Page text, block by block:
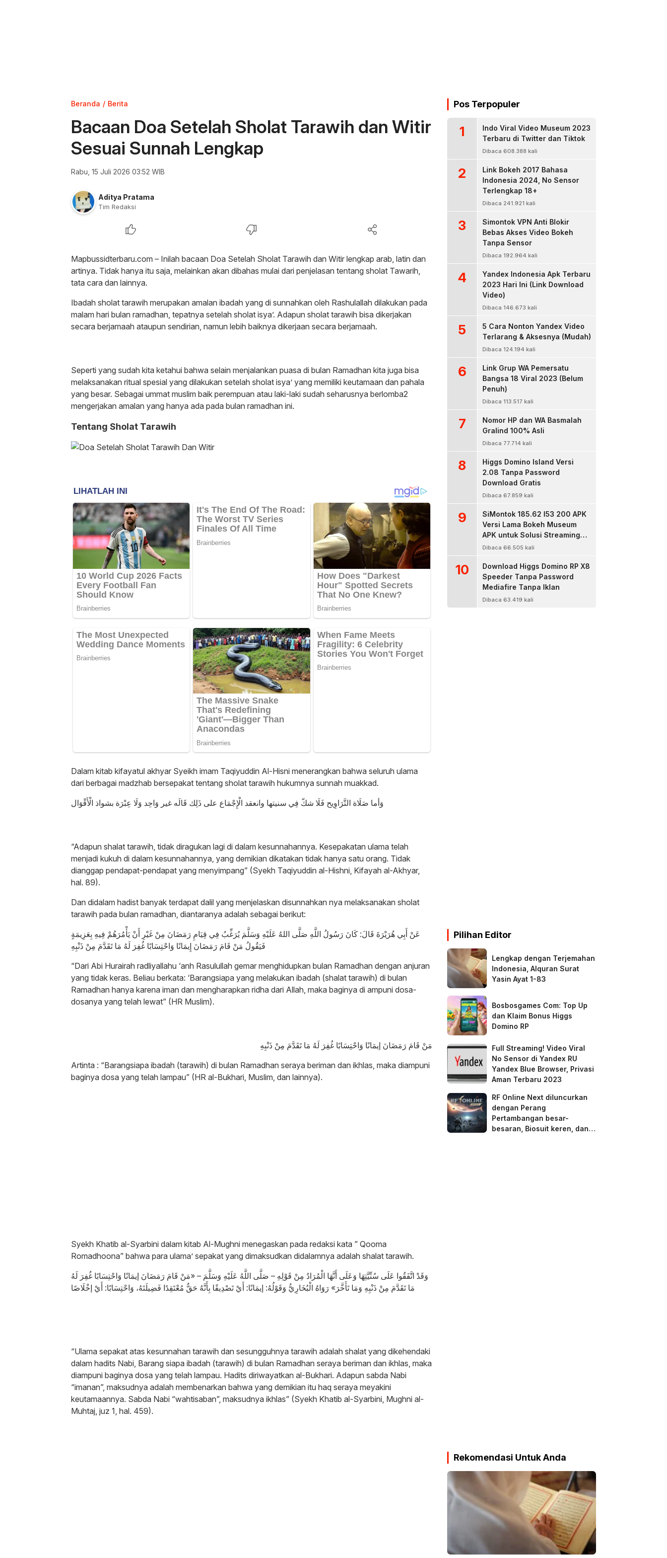
Beranda Berita
Bacaan Doa Setelah Sholat Tarawih dan Witir
Sesuai Sunnah Lengkap
Rabu, 15 Juli 2026 03:52 WIB
Aditya Pratama
Tim Redaksi
Mapbussidterbaru.com – Inilah bacaan Doa Setelah Sholat Tarawih dan Witir lengkap arab, latin dan
artinya. Tidak hanya itu saja, melainkan akan dibahas mulai dari penjelasan tentang sholat Tawarih,
tata cara dan lainnya.
Ibadah sholat tarawih merupakan amalan ibadah yang di sunnahkan oleh Rashulallah dilakukan pada
malam hari bulan ramadhan, tepatnya setelah sholat isya’. Adapun sholat tarawih bisa dikerjakan
secara berjamaah ataupun sendirian, namun lebih baiknya dikerjaan secara berjamaah.
Seperti yang sudah kita ketahui bahwa selain menjalankan puasa di bulan Ramadhan kita juga bisa
melaksanakan ritual spesial yang dilakukan setelah sholat isya’ yang memiliki keutamaan dan pahala
yang besar. Sebagai ummat muslim baik perempuan atau laki-laki sudah seharusnya berlomba2
mengerjakan amalan yang hanya ada pada bulan ramadhan ini.
Tentang Sholat Tarawih
Dalam kitab kifayatul akhyar Syeikh imam Taqiyuddin Al-Hisni menerangkan bahwa seluruh ulama
dari berbagai madzhab bersepakat tentang sholat tarawih hukumnya sunnah muakkad.
وَأما صَلَاة التَّرَاوِيح فَلَا شكّ فِي سنيتها وانعقد الْإِجْمَاع على ذَلِك قَالَه غير وَاحِد وَلَا عِبْرَة بشواذ الْأَقْوَال
“Adapun shalat tarawih, tidak diragukan lagi di dalam kesunnahannya. Kesepakatan ulama telah
menjadi kukuh di dalam kesunnahannya, yang demikian dikatakan tidak hanya satu orang. Tidak
dianggap pendapat-pendapat yang menyimpang” (Syekh Taqiyuddin al-Hishni, Kifayah al-Akhyar,
hal. 89).
Dan didalam hadist banyak terdapat dalil yang menjelaskan disunnahkan nya melaksanakan sholat
tarawih pada bulan ramadhan, diantaranya adalah sebagai berikut:
عَنْ أَبِي هُرَيْرَةَ قَالَ: كَانَ رَسُولُ اللَّهِ صَلَّى اللهُ عَلَيْهِ وَسَلَّمَ يُرَغِّبُ فِي قِيَامِ رَمَضَانَ مِنْ غَيْرِ أَنْ يَأْمُرَهُمْ فِيهِ بِعَزِيمَةٍ
فَيَقُولُ مَنْ قَامَ رَمَضَانَ إِيمَانًا وَاحْتِسَابًا غُفِرَ لَهُ مَا تَقَدَّمَ مِنْ ذَنْبِهِ
“Dari Abi Hurairah radliyallahu ‘anh Rasulullah gemar menghidupkan bulan Ramadhan dengan anjuran
yang tidak keras. Beliau berkata: ‘Barangsiapa yang melakukan ibadah (shalat tarawih) di bulan
Ramadhan hanya karena iman dan mengharapkan ridha dari Allah, maka baginya di ampuni dosa-
dosanya yang telah lewat” (HR Muslim).
مَنْ قَامَ رَمَضَانَ إيمَانًا وَاحْتِسَابًا غُفِرَ لَهُ مَا تَقَدَّمَ مِنْ ذَنْبِهِ
Artinta : “Barangsiapa ibadah (tarawih) di bulan Ramadhan seraya beriman dan ikhlas, maka diampuni
baginya dosa yang telah lampau” (HR al-Bukhari, Muslim, dan lainnya).
Syekh Khatib al-Syarbini dalam kitab Al-Mughni menegaskan pada redaksi kata ” Qooma
Romadhoona” bahwa para ulama’ sepakat yang dimaksudkan didalamnya adalah shalat tarawih.
وَقَدْ اتَّفَقُوا عَلَى سُنِّيَّتِهَا وَعَلَى أَنَّهَا الْمُرَادُ مِنْ قَوْلِهِ – صَلَّى اللَّهُ عَلَيْهِ وَسَلَّمَ – «مَنْ قَامَ رَمَضَانَ إيمَانًا وَاحْتِسَابًا غُفِرَ لَهُ
مَا تَقَدَّمَ مِنْ ذَنْبِهِ وَمَا تَأَخَّرَ» رَوَاهُ الْبُخَارِيُّ وَقَوْلُهُ: إيمَانًا: أَيْ تَصْدِيقًا بِأَنَّهُ حَقٌّ مُعْتَقِدًا فَضِيلَتَهُ، وَاحْتِسَابًا: أَيْ إخْلَاصًا
“Ulama sepakat atas kesunnahan tarawih dan sesungguhnya tarawih adalah shalat yang dikehendaki
dalam hadits Nabi, Barang siapa ibadah (tarawih) di bulan Ramadhan seraya beriman dan ikhlas, maka
diampuni baginya dosa yang telah lampau. Hadits diriwayatkan al-Bukhari. Adapun sabda Nabi
“imanan”, maksudnya adalah membenarkan bahwa yang demikian itu haq seraya meyakini
keutamaannya. Sabda Nabi “wahtisaban”, maksudnya ikhlas” (Syekh Khatib al-Syarbini, Mughni al-
Muhtaj, juz 1, hal. 459).
Pos Terpopuler
1
Indo Viral Video Museum 2023
Terbaru di Twitter dan Tiktok
Dibaca 608.388 kali
2
Link Bokeh 2017 Bahasa
Indonesia 2024, No Sensor
Terlengkap 18+
Dibaca 241.921 kali
3
Simontok VPN Anti Blokir
Bebas Akses Video Bokeh
Tanpa Sensor
Dibaca 192.964 kali
4
Yandex Indonesia Apk Terbaru
2023 Hari Ini (Link Download
Video)
Dibaca 146.673 kali
5
5 Cara Nonton Yandex Video
Terlarang & Aksesnya (Mudah)
Dibaca 124.194 kali
6
Link Grup WA Pemersatu
Bangsa 18 Viral 2023 (Belum
Penuh)
Dibaca 113.517 kali
7
Nomor HP dan WA Basmalah
Gralind 100% Asli
Dibaca 77.714 kali
8
Higgs Domino Island Versi
2.08 Tanpa Password
Download Gratis
Dibaca 67.859 kali
9
SiMontok 185.62 l53 200 APK
Versi Lama Bokeh Museum
APK untuk Solusi Streaming
Video Bokeh Tanpa Batas
Dibaca 66.505 kali
10
Download Higgs Domino RP X8
Speeder Tanpa Password
Mediafire Tanpa Iklan
Dibaca 63.419 kali
Pilihan Editor
Lengkap dengan Terjemahan
Indonesia, Alquran Surat
Yasin Ayat 1-83
Bosbosgames Com: Top Up
dan Klaim Bonus Higgs
Domino RP
Full Streaming! Video Viral
No Sensor di Yandex RU
Yandex Blue Browser, Privasi
Aman Terbaru 2023
RF Online Next diluncurkan
dengan Perang
Pertambangan besar-
besaran, Biosuit keren, dan
Rekomendasi Untuk Anda